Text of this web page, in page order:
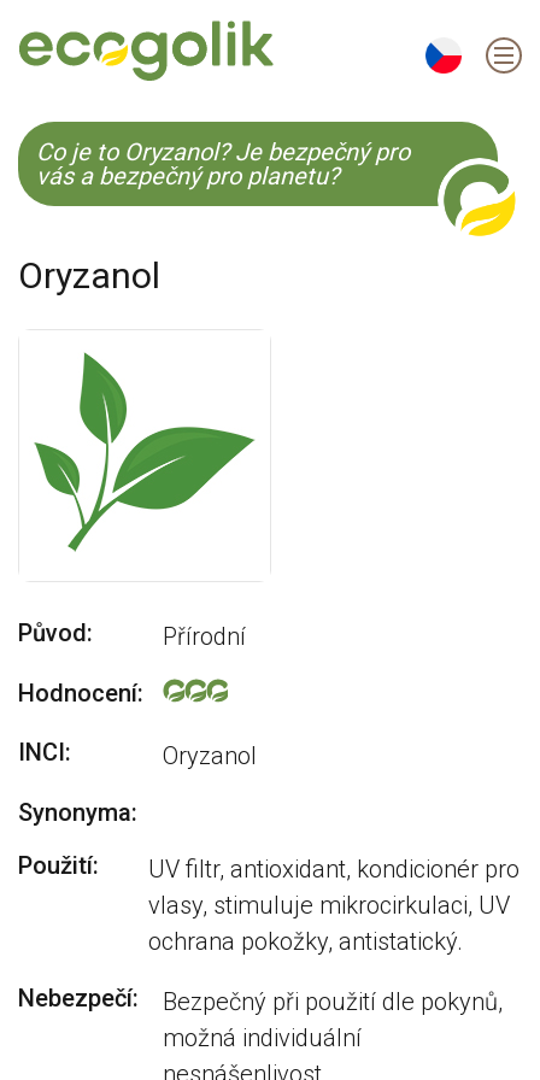
EN ES CS KO
Co je to Oryzanol? Je bezpečný pro
vás a bezpečný pro planetu?
Oryzanol
Původ:
Přírodní
Hodnocení:
INCI:
Oryzanol
Synonyma:
Použití:
UV filtr, antioxidant, kondicionér pro
vlasy, stimuluje mikrocirkulaci, UV
ochrana pokožky, antistatický.
Nebezpečí:
Bezpečný při použití dle pokynů,
možná individuální
nesnášenlivost.